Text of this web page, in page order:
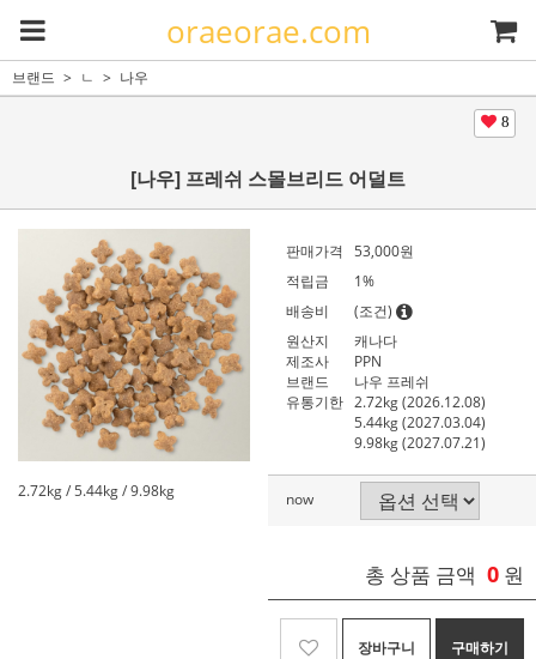
oraeorae.com
브랜드 ㄴ 나우
8
[나우] 프레쉬 스몰브리드 어덜트
2.72kg / 5.44kg / 9.98kg
판매가격 53,000원
적립금
1%
배송비
(조건)
원산지
캐나다
제조사
PPN
브랜드
나우 프레쉬
유통기한 2.72kg (2026.12.08)
5.44kg (2027.03.04)
9.98kg (2027.07.21)
now
총 상품 금액 0 원
장바구니 구매하기